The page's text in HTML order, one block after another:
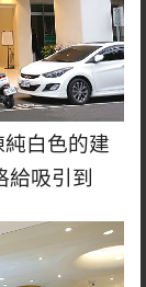
純白色的建
給吸引到